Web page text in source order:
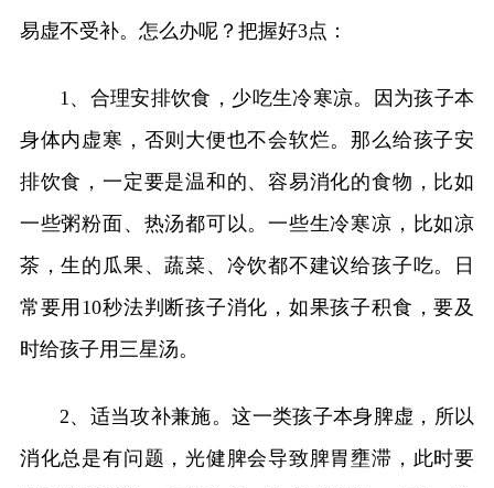
易虚不受补。怎么办呢？把握好3点：
1、合理安排饮食，少吃生冷寒凉。因为孩子本
身体内虚寒，否则大便也不会软烂。那么给孩子安
排饮食，一定要是温和的、容易消化的食物，比如
一些粥粉面、热汤都可以。一些生冷寒凉，比如凉
茶，生的瓜果、蔬菜、冷饮都不建议给孩子吃。日
常要用10秒法判断孩子消化，如果孩子积食，要及
时给孩子用三星汤。
2、适当攻补兼施。这一类孩子本身脾虚，所以
消化总是有问题，光健脾会导致脾胃壅滞，此时要